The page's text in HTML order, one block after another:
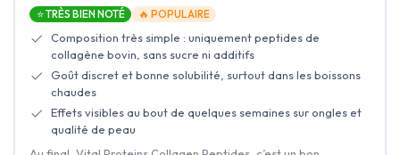
⭐ TRÈS BIEN NOTÉ 🔥 POPULAIRE
Composition très simple : uniquement peptides de
collagène bovin, sans sucre ni additifs
Goût discret et bonne solubilité, surtout dans les boissons
chaudes
Effets visibles au bout de quelques semaines sur ongles et
qualité de peau